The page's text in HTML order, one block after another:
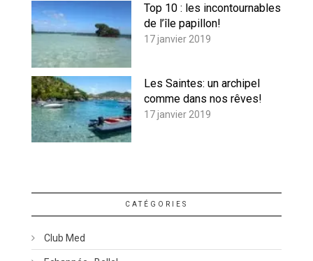
Top 10 : les incontournables
de l’île papillon!
17 janvier 2019
Les Saintes: un archipel
comme dans nos rêves!
17 janvier 2019
CATÉGORIES
Club Med